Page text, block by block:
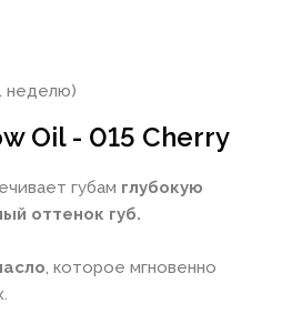
неделю)
Oil - 015 Cherry
губам глубокую
оттенок губ.
, которое мгновенно